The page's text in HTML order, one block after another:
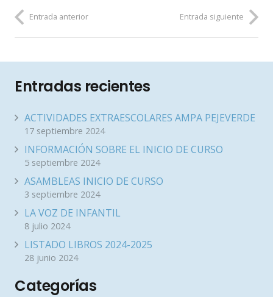
Entrada anterior Entrada siguiente
Entradas recientes
ACTIVIDADES EXTRAESCOLARES AMPA PEJEVERDE
17 septiembre 2024
INFORMACIÓN SOBRE EL INICIO DE CURSO
5 septiembre 2024
ASAMBLEAS INICIO DE CURSO
3 septiembre 2024
LA VOZ DE INFANTIL
8 julio 2024
LISTADO LIBROS 2024-2025
28 junio 2024
Categorías